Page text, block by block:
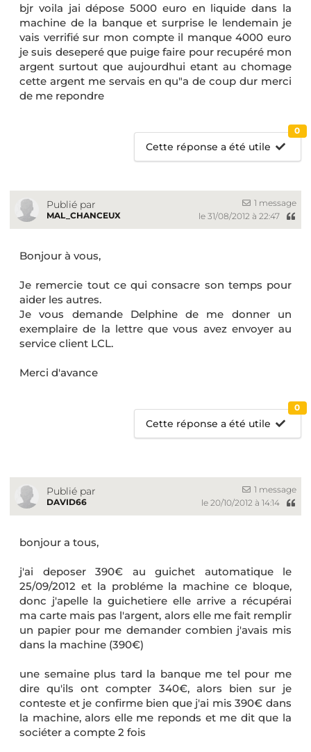
bjr voila jai dépose 5000 euro en liquide dans la
machine de la banque et surprise le lendemain je
vais verrifié sur mon compte il manque 4000 euro
je suis deseperé que puige faire pour recupéré mon
argent surtout que aujourdhui etant au chomage
cette argent me servais en qu"a de coup dur merci
de me repondre
Cette réponse a été utile
0
Publié par
MAL_CHANCEUX
1 message
le 31/08/2012 à 22:47
Bonjour à vous,
Je remercie tout ce qui consacre son temps pour
aider les autres.
Je vous demande Delphine de me donner un
exemplaire de la lettre que vous avez envoyer au
service client LCL.
Merci d'avance
Cette réponse a été utile
0
Publié par
DAVID66
1 message
le 20/10/2012 à 14:14
bonjour a tous,
j'ai deposer 390€ au guichet automatique le
25/09/2012 et la probléme la machine ce bloque,
donc j'apelle la guichetiere elle arrive a récupérai
ma carte mais pas l'argent, alors elle me fait remplir
un papier pour me demander combien j'avais mis
dans la machine (390€)
une semaine plus tard la banque me tel pour me
dire qu'ils ont compter 340€, alors bien sur je
conteste et je confirme bien que j'ai mis 390€ dans
la machine, alors elle me reponds et me dit que la
sociéter a compte 2 fois